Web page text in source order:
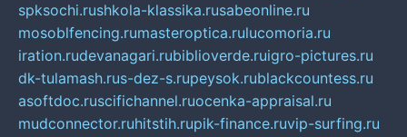
spksochi.rushkola-klassika.rusabeonline.ru
mosoblfencing.rumasteroptica.rulucomoria.ru
iration.rudevanagari.rubiblioverde.ruigro-pictures.ru
dk-tulamash.rus-dez-s.rupeysok.rublackcountess.ru
asoftdoc.ruscifichannel.ruocenka-appraisal.ru
mudconnector.ruhitstih.rupik-finance.ruvip-surfing.ru